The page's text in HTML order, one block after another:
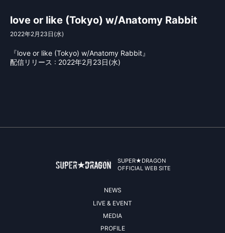
love or like (Tokyo) w/Anatomy Rabbit
2022年2月23日(水)
『love or like (Tokyo) w/Anatomy Rabbit』
配信リリース : 2022年2月23日(水)
SUPER★DRAGON
OFFICIAL WEB SITE
NEWS
LIVE & EVENT
MEDIA
PROFILE